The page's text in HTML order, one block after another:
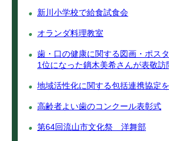
新川小学校で給食試食会
オランダ料理教室
歯・口の健康に関する図画・ポス
1位になった鏑木美希さんが表敬訪
地域活性化に関する包括連携協定
高齢者よい歯のコンクール表彰式
第64回流山市文化祭 洋舞部